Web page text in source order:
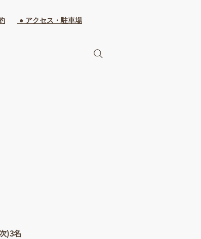
● アクセス・駐車場
)3名